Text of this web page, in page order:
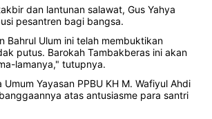
dan lantunan salawat, Gus Yahya
pesantren bagi bangsa.
Bahrul Ulum ini telah membuktikan
putus. Barokah Tambakberas ini akan
lamanya," tutupnya.
Yayasan PPBU KH M. Wafiyul Ahdi
atas antusiasme para santri